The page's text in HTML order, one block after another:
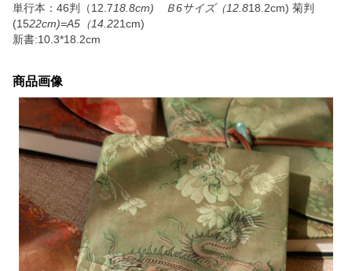
単行本：46判（12.718.8cm) Ｂ6サイズ（12.818.2cm) 菊判
(1522cm)=A5（14.221cm)
新書:10.3*18.2cm
商品画像